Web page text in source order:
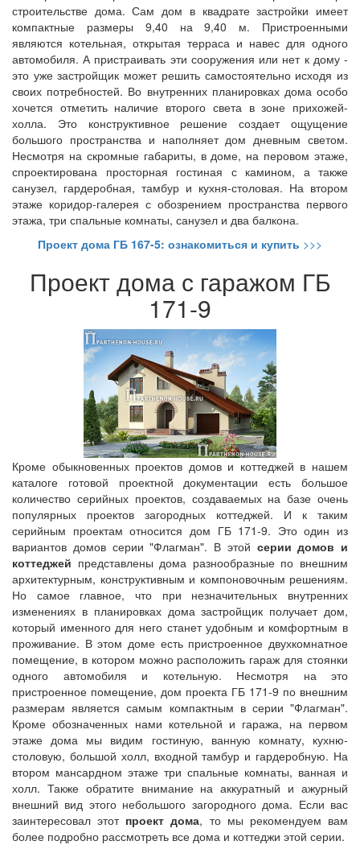
строительстве дома. Сам дом в квадрате застройки имеет
компактные размеры 9,40 на 9,40 м. Пристроенными
являются котельная, открытая терраса и навес для одного
автомобиля. А пристраивать эти сооружения или нет к дому -
это уже застройщик может решить самостоятельно исходя из
своих потребностей. Во внутренних планировках дома особо
хочется отметить наличие второго света в зоне прихожей-
холла. Это конструктивное решение создает ощущение
большого пространства и наполняет дом дневным светом.
Несмотря на скромные габариты, в доме, на перовом этаже,
спроектирована просторная гостиная с камином, а также
санузел, гардеробная, тамбур и кухня-столовая. На втором
этаже коридор-галерея с обозрением пространства первого
этажа, три спальные комнаты, санузел и два балкона.
Проект дома ГБ 167-5: ознакомиться и купить >>>
Проект дома с гаражом ГБ
171-9
Кроме обыкновенных проектов домов и коттеджей в нашем
каталоге готовой проектной документации есть большое
количество серийных проектов, создаваемых на базе очень
популярных проектов загородных коттеджей. И к таким
серийным проектам относится дом ГБ 171-9. Это один из
вариантов домов серии "Флагман". В этой серии домов и
коттеджей представлены дома разнообразные по внешним
архитектурным, конструктивным и компоновочным решениям.
Но самое главное, что при незначительных внутренних
изменениях в планировках дома застройщик получает дом,
который именного для него станет удобным и комфортным в
проживание. В этом доме есть пристроенное двухкомнатное
помещение, в котором можно расположить гараж для стоянки
одного автомобиля и котельную. Несмотря на это
пристроенное помещение, дом проекта ГБ 171-9 по внешним
размерам является самым компактным в серии "Флагман".
Кроме обозначенных нами котельной и гаража, на первом
этаже дома мы видим гостиную, ванную комнату, кухню-
столовую, большой холл, входной тамбур и гардеробную. На
втором мансардном этаже три спальные комнаты, ванная и
холл. Также обратите внимание на аккуратный и ажурный
внешний вид этого небольшого загородного дома. Если вас
заинтересовал этот проект дома, то мы рекомендуем вам
более подробно рассмотреть все дома и коттеджи этой серии.